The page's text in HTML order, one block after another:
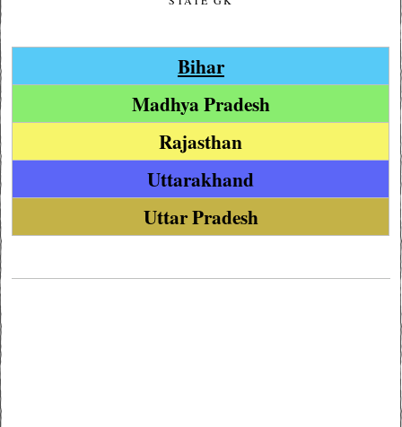
Bihar
Madhya Pradesh
Rajasthan
Uttarakhand
Uttar Pradesh